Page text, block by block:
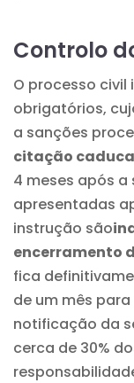
Controlo
O processo
obrigatórios,
a sanções
citação caduca
4 meses após a
apresentadas
instrução são
encerramento
fica
de um mês
notificação da
cerca de 30%